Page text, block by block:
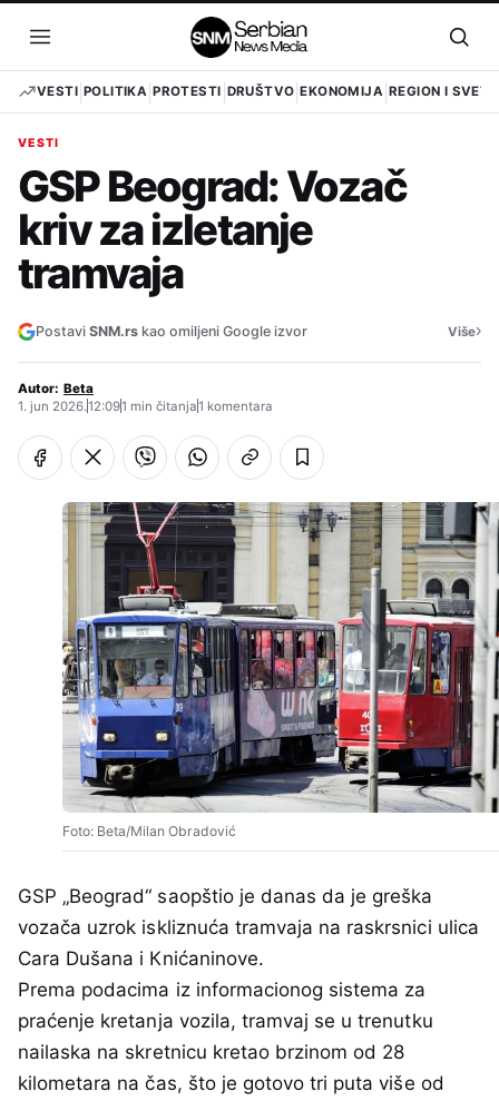
sadržaj
Otvori
meni
VESTI POLITIKA PROTESTI DRUŠTVO EKONOMIJA REGION I SVET
VESTI
GSP Beograd: Vozač
kriv za izletanje
tramvaja
Postavi SNM.rs kao omiljeni Google izvor Više›
Autor: Beta
1. jun 2026.12:091 min čitanja1 komentara
Foto: Beta/Milan Obradović
GSP „Beograd“ saopštio je danas da je greška
vozača uzrok iskliznuća tramvaja na raskrsnici ulica
Cara Dušana i Кnićaninove.
Prema podacima iz informacionog sistema za
praćenje kretanja vozila, tramvaj se u trenutku
nailaska na skretnicu kretao brzinom od 28
kilometara na čas, što je gotovo tri puta više od